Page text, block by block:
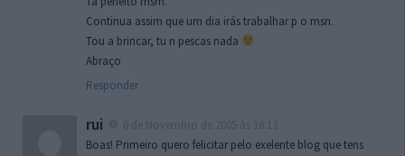
Continua assim que um dia irás trabalhar p o msn.
Tou a brincar, tu n pescas nada
Abraço
Responder
rui
Boas! Primeiro quero felicitar pelo exelente blog que tens